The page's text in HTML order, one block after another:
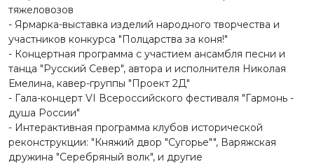
тяжеловозов
- Ярмарка-выставка изделий народного творчества и
участников конкурса "Полцарства за коня!"
- Концертная программа с участием ансамбля песни и
танца "Русский Север", автора и исполнителя Николая
Емелина, кавер-группы "Проект 2Д"
- Гала-концерт VI Всероссийского фестиваля "Гармонь -
душа России"
- Интерактивная программа клубов исторической
реконструкции: "Княжий двор "Сугорье"", Варяжская
дружина "Серебряный волк", и другие